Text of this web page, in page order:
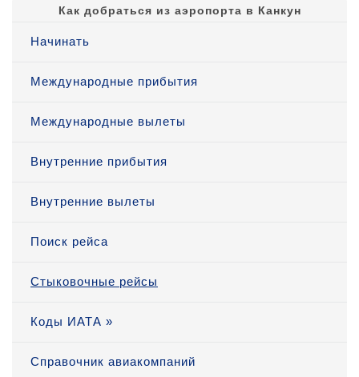
Как добраться из аэропорта в Канкун
Начинать
Международные прибытия
Международные вылеты
Внутренние прибытия
Внутренние вылеты
Поиск рейса
Стыковочные рейсы
Коды ИАТА »
Справочник авиакомпаний